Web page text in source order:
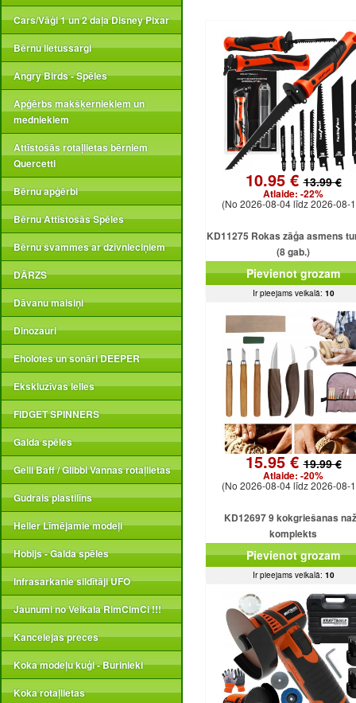
Cars/Vāģi 1 un 2 daļa Disney Pixar
Bērnu lietussargi
Angry Birds - Spēles
Apģērbs makšķerniekiem un
medniekiem
Attīstošās rotaļlietas bērniem
Quercetti
Bērnu apģērbi
Bērnu Attīstošās Spēles
Bērnu švammes ar dzīvnieciņiem
DĀRZS
Dāvanu maisiņi
Dinozauri
Eholotes un sonāri DEEPER
Ekskluzīvas lelles
FIDGET SPINNERS
Galda spēles
Gelli Baff / Glibbi Vannas rotaļlietas
Gudrais plastilīns
Heller Līmējamie modeļi
Hobijs - Galda spēles
Infrasarkanie sildītāji UFO
Jaunumi no Veikala RimCimCi !!!
Kancelejas preces
Koka modeļu kuģi - Burinieki
Koka rotaļlietas
10.95 €13.99 €
Atlaide: -22%
(No 2026-08-04 līdz 2026-08-
KD11275 Rokas zāģa asmens
(8 gab.)
Pievienot grozam
Ir pieejams veikalā: 10
15.95 €19.99 €
Atlaide: -20%
(No 2026-08-04 līdz 2026-08-
KD12697 9 kokgriešanas
komplekts
Pievienot grozam
Ir pieejams veikalā: 10